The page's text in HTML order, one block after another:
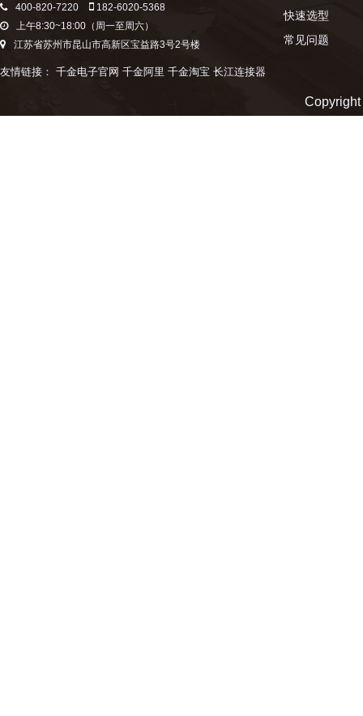
400-820-7220
182-6020-5368
上午8:30~18:00（周一至周六）
江苏省苏州市昆山市高新区宝益路3号2号楼
快速选型
常见问题
友情链接： 千金电子官网 千金阿里 千金淘宝 长江连接器